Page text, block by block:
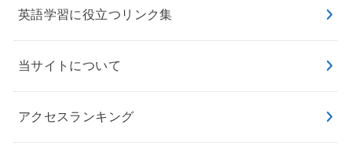
英語学習に役立つリンク集
当サイトについて
アクセスランキング